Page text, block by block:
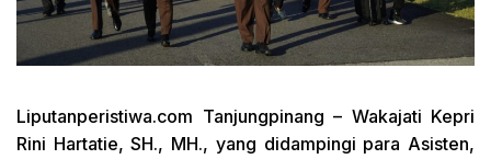
Liputanperistiwa.com Tanjungpinang – Wakajati Kepri
Rini Hartatie, SH., MH., yang didampingi para Asisten,